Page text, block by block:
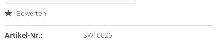
Bewerten
Artikel-Nr.: SW10026